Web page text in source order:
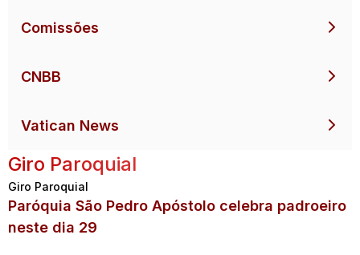
Comissões
CNBB
Vatican News
Giro Paroquial
Giro Paroquial
Paróquia São Pedro Apóstolo celebra padroeiro
neste dia 29